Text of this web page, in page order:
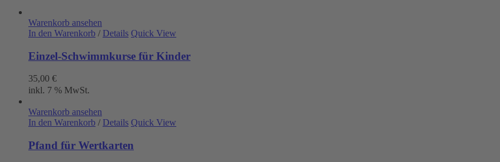
Warenkorb ansehen
In den Warenkorb / Details Quick View
Einzel-Schwimmkurse für Kinder
35,00 €
inkl. 7 % MwSt.
Warenkorb ansehen
In den Warenkorb / Details Quick View
Pfand für Wertkarten